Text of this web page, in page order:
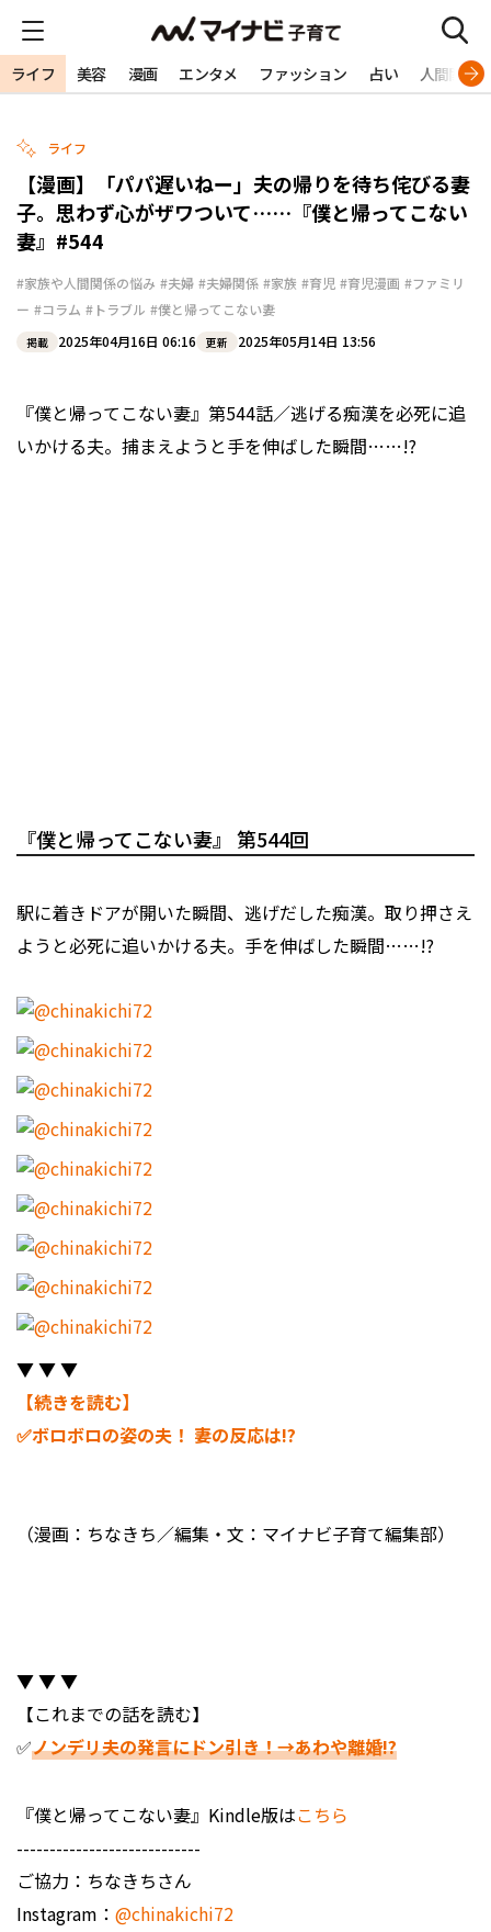
ライフ 美容 漫画 エンタメ ファッション 占い 人間関係
ライフ
【漫画】「パパ遅いねー」夫の帰りを待ち侘びる妻
子。思わず心がザワついて……『僕と帰ってこない
妻』#544
#家族や人間関係の悩み #夫婦 #夫婦関係 #家族 #育児 #育児漫画 #ファミリ
ー #コラム #トラブル #僕と帰ってこない妻
掲載 2025年04月16日 06:16 更新 2025年05月14日 13:56
『僕と帰ってこない妻』第544話／逃げる痴漢を必死に追
いかける夫。捕まえようと手を伸ばした瞬間……!?
『僕と帰ってこない妻』 第544回
駅に着きドアが開いた瞬間、逃げだした痴漢。取り押さえ
ようと必死に追いかける夫。手を伸ばした瞬間……!?
▼ ▼ ▼
【続きを読む】
✅ボロボロの姿の夫！ 妻の反応は!?
（漫画：ちなきち／編集・文：マイナビ子育て編集部）
▼ ▼ ▼
【これまでの話を読む】
✅ノンデリ夫の発言にドン引き！→あわや離婚!?
『僕と帰ってこない妻』Kindle版はこちら
----------------------------
ご協力：ちなきちさん
Instagram： @chinakichi72